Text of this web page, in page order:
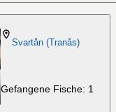
Svartån (Tranås)
Gefangene Fische: 1